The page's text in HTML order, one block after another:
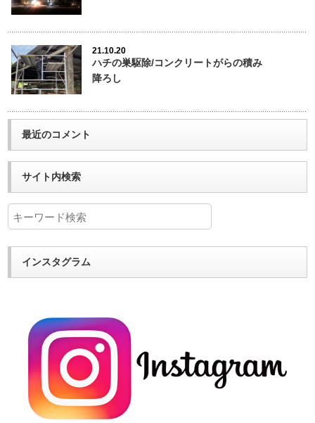
21.10.20
ハチの巣駆除/コンクリートがらの積み
降ろし
最近のコメント
サイト内検索
インスタグラム